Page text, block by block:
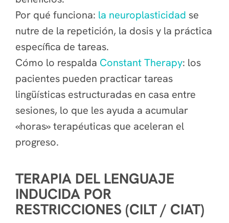
Por qué funciona: la neuroplasticidad se
nutre de la repetición, la dosis y la práctica
específica de tareas.
Cómo lo respalda Constant Therapy: los
pacientes pueden practicar tareas
lingüísticas estructuradas en casa entre
sesiones, lo que les ayuda a acumular
«horas» terapéuticas que aceleran el
progreso.
TERAPIA DEL LENGUAJE
INDUCIDA POR
RESTRICCIONES (CILT / CIAT)